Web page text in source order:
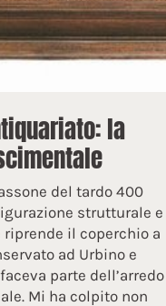
la
del tardo 400
strutturale e
riprende il coperchio a
ad Urbino e
parte dell’arredo
Mi ha colpito non